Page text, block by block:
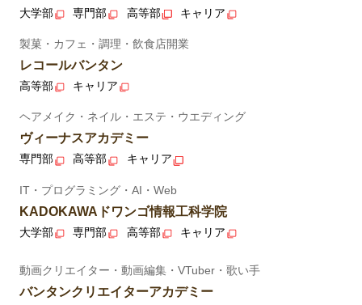
大学部 専門部 高等部 キャリア
製菓・カフェ・調理・飲食店開業
レコールバンタン
高等部 キャリア
ヘアメイク・ネイル・エステ・ウエディング
ヴィーナスアカデミー
専門部 高等部 キャリア
IT・プログラミング・AI・Web
KADOKAWAドワンゴ情報工科学院
大学部 専門部 高等部 キャリア
動画クリエイター・動画編集・VTuber・歌い手
バンタンクリエイターアカデミー